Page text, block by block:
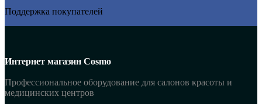
Поддержка покупателей
Интернет магазин Cosmo
Профессиональное оборудование для салонов красоты и
медицинских центров